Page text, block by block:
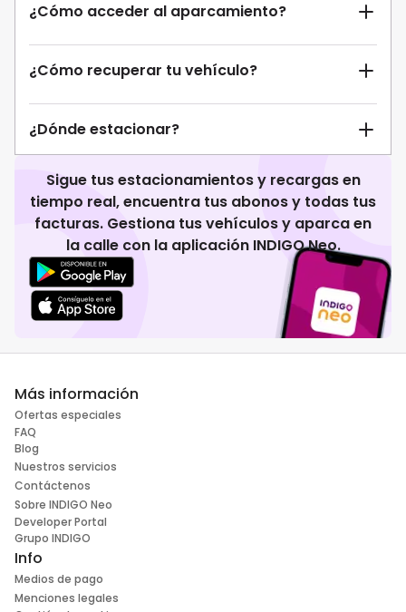
¿Cómo acceder al aparcamiento?
¿Cómo recuperar tu vehículo?
¿Dónde estacionar?
Sigue tus estacionamientos y recargas en
tiempo real, encuentra tus abonos y todas tus
facturas. Gestiona tus vehículos y aparca en
la calle con la aplicación INDIGO Neo.
Más información
Ofertas especiales
FAQ
Blog
Nuestros servicios
Contáctenos
Sobre INDIGO Neo
Developer Portal
Grupo INDIGO
Info
Medios de pago
Menciones legales